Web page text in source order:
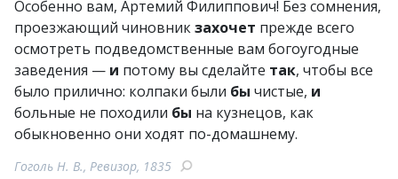
Особенно вам, Артемий Филиппович! Без сомнения,
проезжающий чиновникзахочет прежде всего
осмотреть подведомственные вам богоугодные
заведения — и потому вы сделайте так, чтобы все
было прилично: колпаки были бы чистые, и
больные не походили бы на кузнецов, как
обыкновенно они ходят по-домашнему.
Гоголь Н. В., Ревизор, 1835